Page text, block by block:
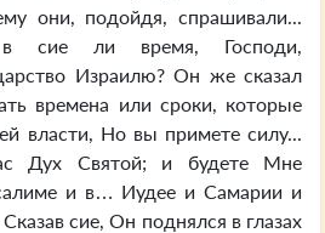
они, подойдя, спрашивали...
сие ли время, Господи,
Израилю? Он же сказал
времена или сроки, которые
власти, Но вы примете силу...
Дух Святой; и будете Мне
и в… Иудее и Самарии и
сие, Он поднялся в глазах